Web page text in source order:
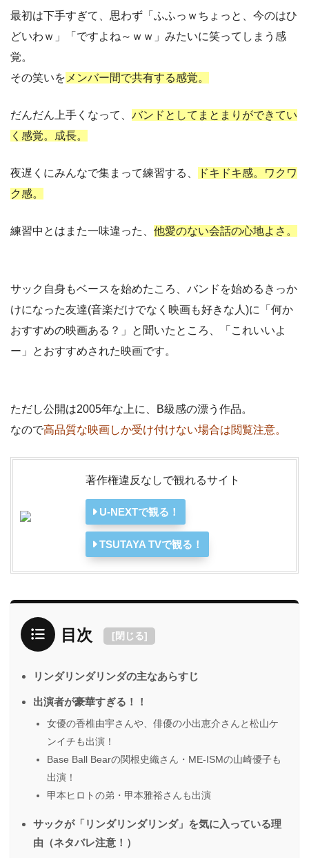
最初は下手すぎて、思わず「ふふっｗちょっと、今のはひ
どいわｗ」「ですよね～ｗｗ」みたいに笑ってしまう感
覚。
その笑いを メンバー間で共有する感覚。
だんだん上手くなって、 バンドとしてまとまりができてい
く感覚。成長。
夜遅くにみんなで集まって練習する、
ドキドキ感。ワクワ
ク感。
練習中とはまた一味違った、 他愛のない会話の心地よさ。
サック自身もベースを始めたころ、バンドを始めるきっか
けになった友達(音楽だけでなく映画も好きな人)に「何か
おすすめの映画ある？」と聞いたところ、「これいいよ
ー」とおすすめされた映画です。
ただし公開は2005年な上に、B級感の漂う作品。
なので高品質な映画しか受け付けない場合は閲覧注意。
著作権違反なしで観れるサイト
U-NEXTで観る！
TSUTAYA TVで観る！
目次 [閉じる]
リンダリンダリンダの主なあらすじ
出演者が豪華すぎる！！
女優の香椎由宇さんや、俳優の小出恵介さんと松山ケ
ンイチも出演！
Base Ball Bearの関根史織さん・ME-ISMの山崎優子も
出演！
甲本ヒロトの弟・甲本雅裕さんも出演
サックが「リンダリンダリンダ」を気に入っている理
由（ネタバレ注意！）